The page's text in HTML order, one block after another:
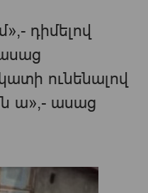
դիմելով
ունենալով
ա»,- ասաց